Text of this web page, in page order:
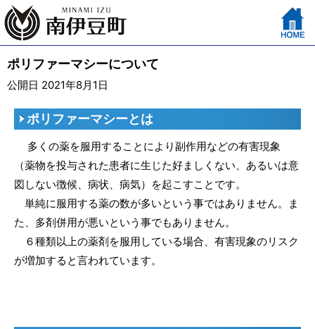
ポリファーマシーについて
公開日 2021年8月1日
ポリファーマシーとは
多くの薬を服用することにより副作用などの有害現象
（薬物を投与された患者に生じた好ましくない、あるいは意
図しない徴候、病状、病気）を起こすことです。
単純に服用する薬の数が多いという事ではありません。ま
た、多剤併用が悪いという事でもありません。
６種類以上の薬剤を服用している場合、有害現象のリスク
が増加すると言われています。